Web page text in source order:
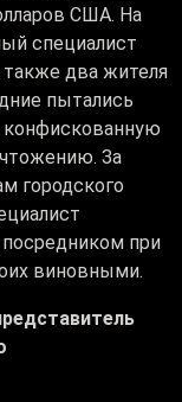
США. На
специалист
также два жителя
пытались
конфискованную
За
городского
при
виновными.